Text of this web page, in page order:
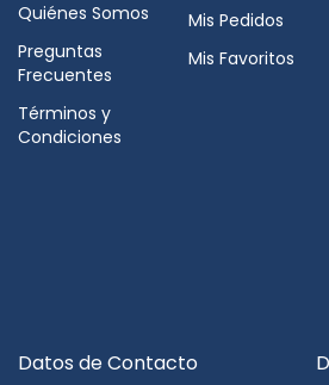
Quiénes Somos
Preguntas
Frecuentes
Términos y
Condiciones
Mis Pedidos
Mis Favoritos
Datos de Contacto